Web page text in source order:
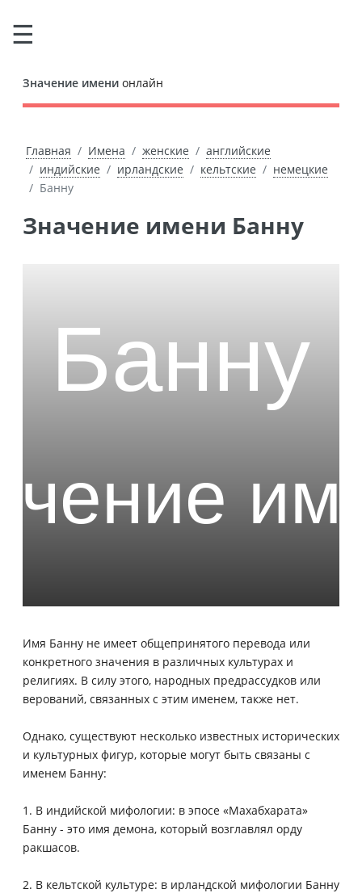
Значение имени онлайн
Главная Имена женские
английские
индийские
ирландские кельтские
немецкие
Банну
Значение имени Банну
Имя Банну не имеет общепринятого перевода или
конкретного значения в различных культурах и
религиях. В силу этого, народных предрассудков или
верований, связанных с этим именем, также нет.
Однако, существуют несколько известных исторических
и культурных фигур, которые могут быть связаны с
именем Банну:
1. В индийской мифологии: в эпосе «Махабхарата»
Банну - это имя демона, который возглавлял орду
ракшасов.
2. В кельтской культуре: в ирландской мифологии Банну